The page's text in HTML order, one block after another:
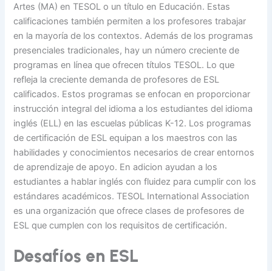
Artes (MA) en TESOL o un título en Educación. Estas
calificaciones también permiten a los profesores trabajar
en la mayoría de los contextos. Además de los programas
presenciales tradicionales, hay un número creciente de
programas en línea que ofrecen títulos TESOL. Lo que
refleja la creciente demanda de profesores de ESL
calificados. Estos programas se enfocan en proporcionar
instrucción integral del idioma a los estudiantes del idioma
inglés (ELL) en las escuelas públicas K-12. Los programas
de certificación de ESL equipan a los maestros con las
habilidades y conocimientos necesarios de crear entornos
de aprendizaje de apoyo. En adicion ayudan a los
estudiantes a hablar inglés con fluidez para cumplir con los
estándares académicos. TESOL International Association
es una organización que ofrece clases de profesores de
ESL que cumplen con los requisitos de certificación.
Desafíos en ESL